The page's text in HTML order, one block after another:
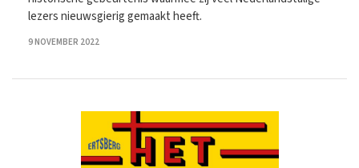
lezers nieuwsgierig gemaakt heeft.
9 NOVEMBER 2022